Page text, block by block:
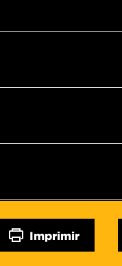
Imprimir